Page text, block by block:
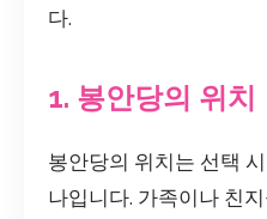
다.
1. 봉안당의 위치
봉안당의 위치는 선택
나입니다. 가족이나 친